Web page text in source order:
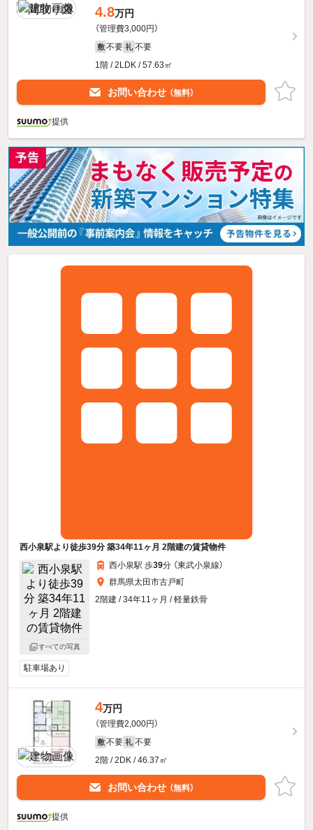
4.8万円
（管理費3,000円）
敷 不要 礼 不要
1階 / 2LDK / 57.63㎡
お問い合わせ （無料）
提供
西小泉駅より徒歩39分 築34年11ヶ月 2階建の賃貸物件
すべての写真
西小泉駅 歩39分 （東武小泉線）
群馬県太田市古戸町
2階建 / 34年11ヶ月 / 軽量鉄骨
駐車場あり
4万円
（管理費2,000円）
敷 不要 礼 不要
2階 / 2DK / 46.37㎡
お問い合わせ （無料）
提供